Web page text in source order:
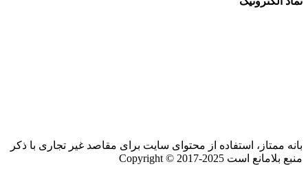
بانه ممتاز، استفاده از محتوای سایت برای مقاصد غیر تجاری با ذکر
منبع بلامانع است Copyright © 2017-2025